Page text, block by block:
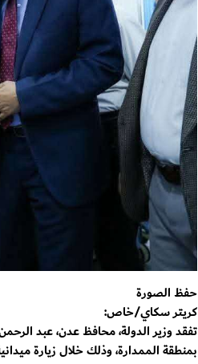
حفظ الصورة
كريتر سكاي/خاص:
تفقد وزير الدولة، محافظ عدن، عبد
بمنطقة الممدارة، وذلك خلال زيارة